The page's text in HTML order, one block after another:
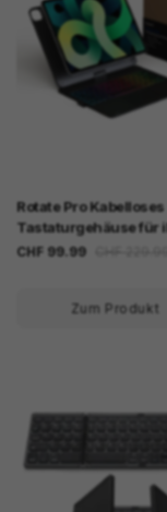
Rotate Pro Kabelloses
Tastaturgehäuse für
CHF 99.99
Zum Produkt